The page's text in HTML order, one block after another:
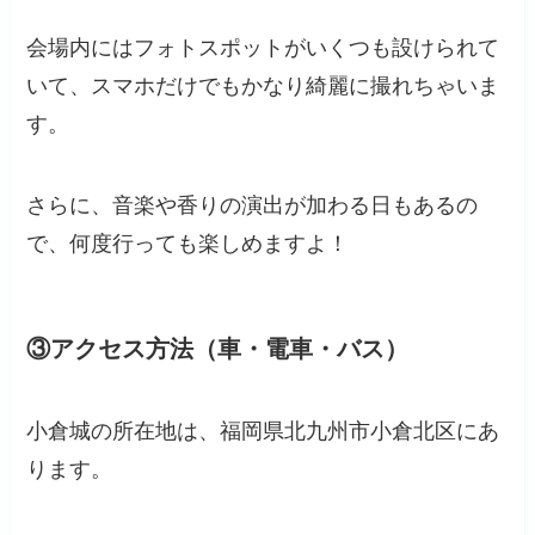
会場内にはフォトスポットがいくつも設けられて
いて、スマホだけでもかなり綺麗に撮れちゃいま
す。
さらに、音楽や香りの演出が加わる日もあるの
で、何度行っても楽しめますよ！
③アクセス方法（車・電車・バス）
小倉城の所在地は、福岡県北九州市小倉北区にあ
ります。